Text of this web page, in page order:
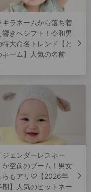
キラネームから落ち着
響きへシフト！令和男
特大命名トレンド【と
ネーム】人気の名前
ジェンダーレスネー
が空前のブーム！男女
らもアリ♡【2026年
期】人気のヒットネー